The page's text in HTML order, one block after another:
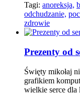
Tagi: anoreksja,
odchudzanie,
zdrowie
Prezenty od
Święty mikołaj
grafikiem
wielkie serce dla